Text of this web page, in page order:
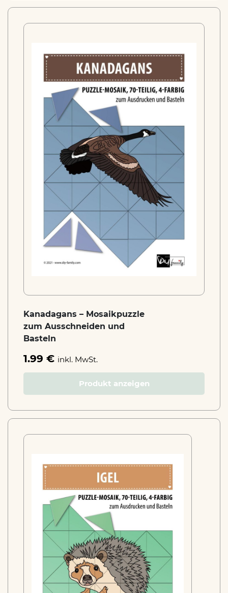
Kanadagans – Mosaikpuzzle
zum Ausschneiden und
Basteln
1.99 € inkl. MwSt.
Produkt anzeigen